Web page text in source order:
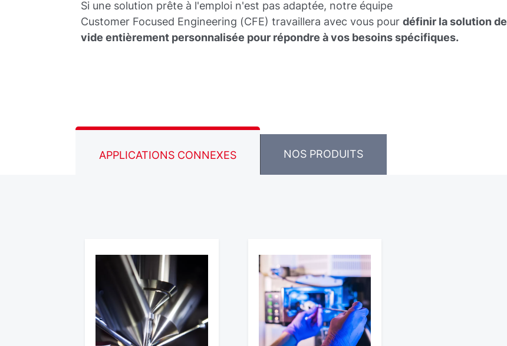
Si une solution prête à l'emploi n'est pas adaptée, notre équipe
Customer Focused Engineering (CFE) travaillera avec vous pourdéfinir la solution de
vide entièrement personnalisée pour répondre à vos besoins spécifiques.
APPLICATIONS CONNEXES NOS PRODUITS